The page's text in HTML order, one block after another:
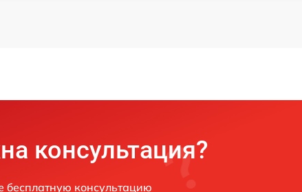
консультация?
бесплатную консультацию